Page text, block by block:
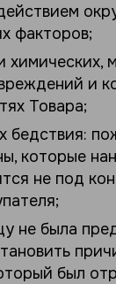
факторов;
химических,
и
Товара;
бедствия:
которые
не под
не была
был